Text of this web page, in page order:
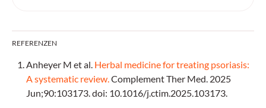
REFERENZEN
Anheyer M et al. Herbal medicine for treating psoriasis:
A systematic review.Complement Ther Med. 2025
Jun;90:103173. doi: 10.1016/j.ctim.2025.103173.